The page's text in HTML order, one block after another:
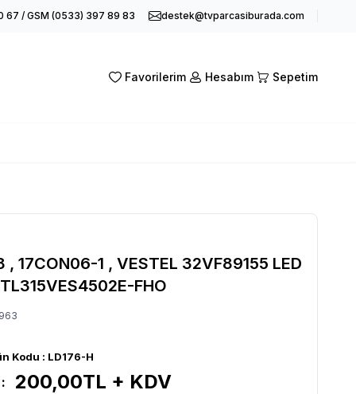
67 / GSM (0533) 397 89 83 destek@tvparcasiburada.com
Favorilerim Hesabım Sepetim
, 17CON06-1 , VESTEL 32VF89155 LED
FHO
Kodu : LD176-H
: 200,00TL + KDV